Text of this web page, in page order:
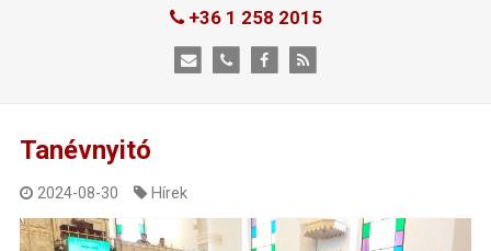
+36 1 258 2015
Tanévnyitó
2024-08-30 Hírek